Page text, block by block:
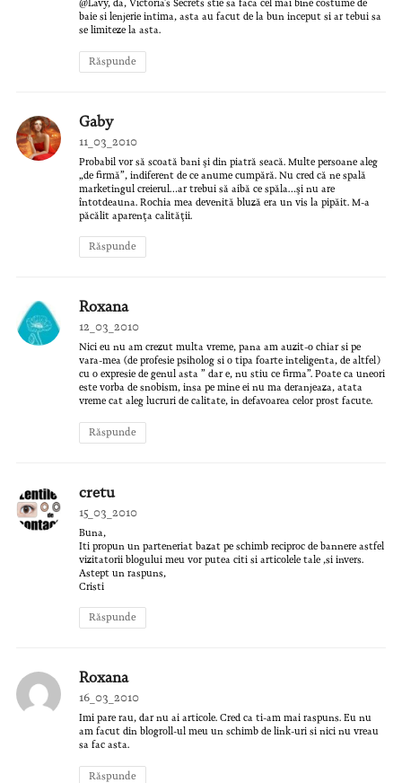
@Lavy, da, Victoria’s Secrets stie sa faca cel mai bine costume de
baie si lenjerie intima, asta au facut de la bun inceput si ar tebui sa
se limiteze la asta.
Răspunde
Gaby
11_03_2010
Probabil vor să scoată bani şi din piatră seacă. Multe persoane aleg
„de firmă”, indiferent de ce anume cumpără. Nu cred că ne spală
marketingul creierul…ar trebui să aibă ce spăla…şi nu are
întotdeauna. Rochia mea devenită bluză era un vis la pipăit. M-a
păcălit aparenţa calităţii.
Răspunde
Roxana
12_03_2010
Nici eu nu am crezut multa vreme, pana am auzit-o chiar si pe
vara-mea (de profesie psiholog si o tipa foarte inteligenta, de altfel)
cu o expresie de genul asta ” dar e, nu stiu ce firma”. Poate ca uneori
este vorba de snobism, insa pe mine ei nu ma deranjeaza, atata
vreme cat aleg lucruri de calitate, in defavoarea celor prost facute.
Răspunde
cretu
15_03_2010
Buna,
Iti propun un parteneriat bazat pe schimb reciproc de bannere astfel
vizitatorii blogului meu vor putea citi si articolele tale ,si invers.
Astept un raspuns,
Cristi
Răspunde
Roxana
16_03_2010
Imi pare rau, dar nu ai articole. Cred ca ti-am mai raspuns. Eu nu
am facut din blogroll-ul meu un schimb de link-uri si nici nu vreau
sa fac asta.
Răspunde